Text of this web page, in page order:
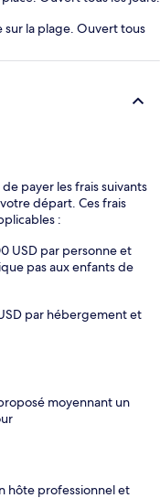
sur la plage. Ouvert tous
payer les frais suivants
départ. Ces frais
:
USD par personne et
pas aux enfants de
par hébergement et
moyennant un
hôte professionnel et